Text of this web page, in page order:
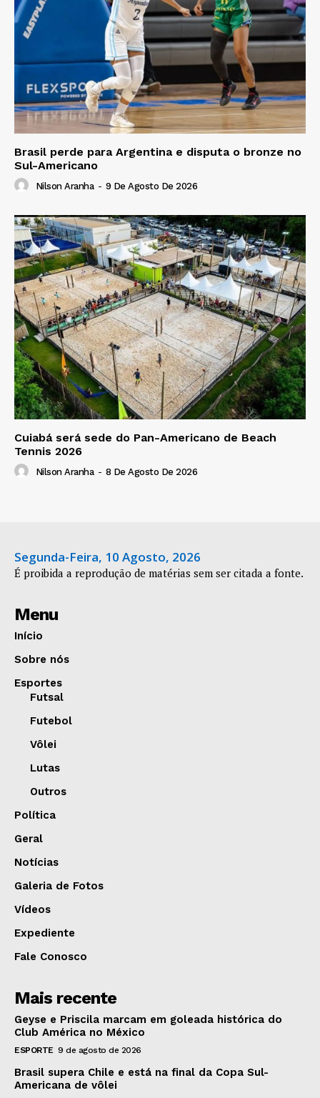
Brasil perde para Argentina e disputa o bronze no
Sul-Americano
Nilson Aranha - 9 De Agosto De 2026
Cuiabá será sede do Pan-Americano de Beach
Tennis 2026
Nilson Aranha - 8 De Agosto De 2026
Segunda-Feira, 10 Agosto, 2026
É proibida a reprodução de matérias sem ser citada a fonte.
Menu
Início
Sobre nós
Esportes
Futsal
Futebol
Vôlei
Lutas
Outros
Política
Geral
Notícias
Galeria de Fotos
Vídeos
Expediente
Fale Conosco
Mais recente
Geyse e Priscila marcam em goleada histórica do
Club América no México
ESPORTE 9 de agosto de 2026
Brasil supera Chile e está na final da Copa Sul-
Americana de vôlei